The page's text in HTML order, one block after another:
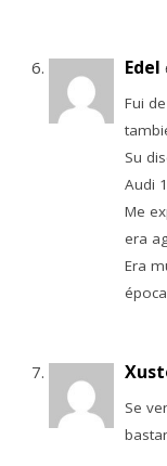
Edel
Fui
Su
Audi
Me
era
Era
Se